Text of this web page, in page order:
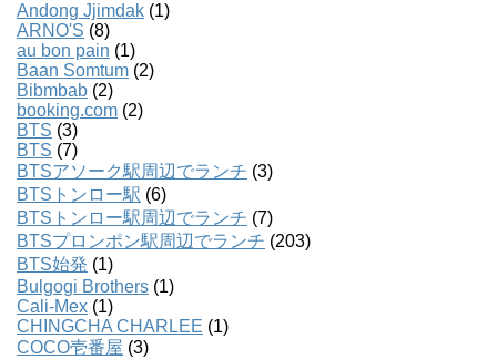
Andong Jjimdak (1)
ARNO'S (8)
au bon pain (1)
Baan Somtum (2)
Bibmbab (2)
booking.com (2)
BTS (3)
BTS (7)
BTSアソーク駅周辺でランチ (3)
BTSトンロー駅 (6)
BTSトンロー駅周辺でランチ (7)
BTSプロンポン駅周辺でランチ (203)
BTS始発 (1)
Bulgogi Brothers (1)
Cali-Mex (1)
CHINGCHA CHARLEE (1)
COCO壱番屋 (3)